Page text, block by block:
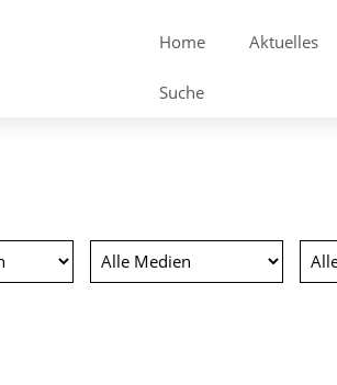
Home Aktuelles
Suche